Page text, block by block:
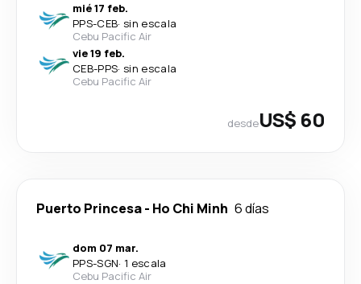
mié 17 feb.
PPS-CEB· sin escala
Cebu Pacific Air
vie 19 feb.
CEB-PPS· sin escala
Cebu Pacific Air
desdeUS$ 60
Puerto Princesa- Ho Chi Minh 6 días
dom 07 mar.
PPS-SGN· 1 escala
Cebu Pacific Air